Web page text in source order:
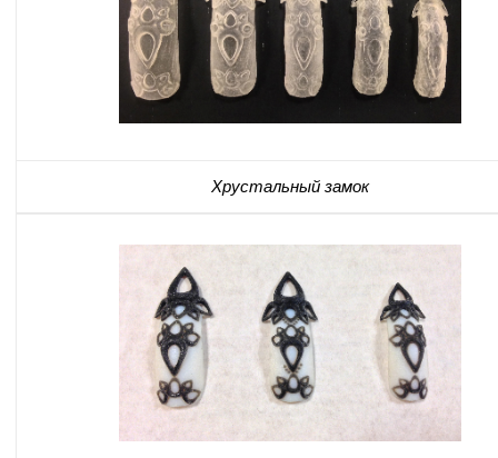
Хрустальный замок